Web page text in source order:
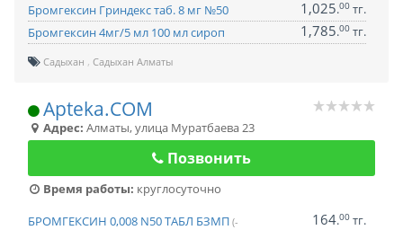
Бромгексин Гриндекс таб. 8 мг №50 1,025.00 тг.
Бромгексин 4мг/5 мл 100 мл сироп
1,785.00 тг.
Садыхан Садыхан Алматы
Apteka.COM
Адрес: Алматы,улица Муратбаева 23
Позвонить
Время работы: круглосуточно
БРОМГЕКСИН 0,008 N50 ТАБЛ БЗМП (-
164.00 тг.